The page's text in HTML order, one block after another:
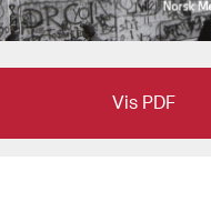
Vis PDF